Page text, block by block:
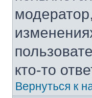
кто-то
Вернуться к